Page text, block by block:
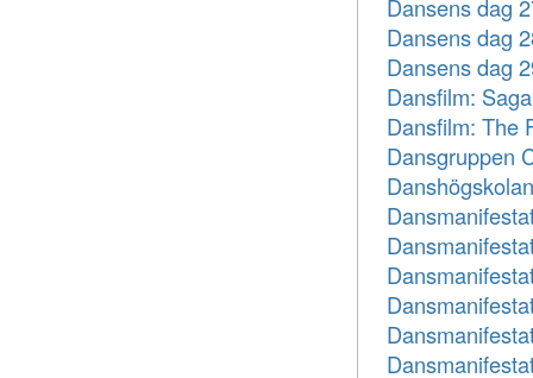
Dansens dag
Dansens dag
Dansens dag
Dansfilm:
Dansfilm: The
Dansgruppen